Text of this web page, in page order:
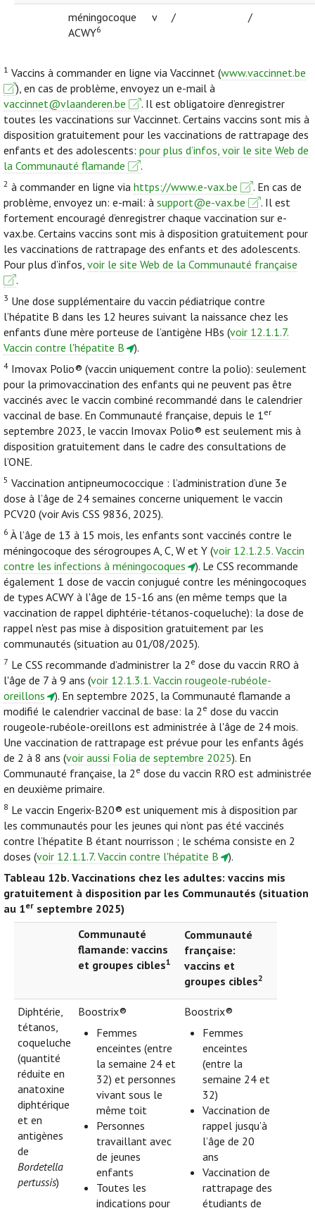
méningocoque
ACWY6
v / /
1 Vaccins à commander en ligne via Vaccinnet (www.vaccinnet.be
), en cas de problème, envoyez un e-mail à
vaccinnet@vlaanderen.be
. Il est obligatoire d’enregistrer
toutes les vaccinations sur Vaccinnet. Certains vaccins sont mis à
disposition gratuitement pour les vaccinations de rattrapage des
enfants et des adolescents: pour plus d’infos, voir le site Web de
la Communauté flamande
.
2 à commander en ligne via https://www.e-vax.be
. En cas de
problème, envoyez un: e-mail: à support@e-vax.be
. Il est
fortement encouragé d’enregistrer chaque vaccination sur e-
vax.be. Certains vaccins sont mis à disposition gratuitement pour
les vaccinations de rattrapage des enfants et des adolescents.
Pour plus d’infos, voir le site Web de la Communauté française
.
3 Une dose supplémentaire du vaccin pédiatrique contre
l’hépatite B dans les 12 heures suivant la naissance chez les
enfants d’une mère porteuse de l’antigène HBs (voir 12.1.1.7.
Vaccin contre l'hépatite B
).
4 Imovax Polio® (vaccin uniquement contre la polio): seulement
pour la primovaccination des enfants qui ne peuvent pas être
vaccinés avec le vaccin combiné recommandé dans le calendrier
vaccinal de base. En Communauté française, depuis le 1er
septembre 2023, le vaccin Imovax Polio® est seulement mis à
disposition gratuitement dans le cadre des consultations de
l’ONE.
5 Vaccination antipneumococcique : l’administration d’une 3e
dose à l’âge de 24 semaines concerne uniquement le vaccin
PCV20 (voir Avis CSS 9836, 2025).
6 À l’âge de 13 à 15 mois, les enfants sont vaccinés contre le
méningocoque des sérogroupes A, C, W et Y (voir 12.1.2.5. Vaccin
contre les infections à méningocoques
). Le CSS recommande
également 1 dose de vaccin conjugué contre les méningocoques
de types ACWY à l'âge de 15-16 ans (en même temps que la
vaccination de rappel diphtérie-tétanos-coqueluche): la dose de
rappel n'est pas mise à disposition gratuitement par les
communautés (situation au 01/08/2025).
7 Le CSS recommande d’administrer la 2 e dose du vaccin RRO à
l'âge de 7 à 9 ans (voir 12.1.3.1. Vaccin rougeole-rubéole-
oreillons
). En septembre 2025, la Communauté flamande a
modifié le calendrier vaccinal de base: la 2 e dose du vaccin
rougeole-rubéole-oreillons est administrée à l'âge de 24 mois.
Une vaccination de rattrapage est prévue pour les enfants âgés
de 2 à 8 ans (voir aussi Folia de septembre 2025). En
Communauté française, la 2 e dose du vaccin RRO est administrée
en deuxième primaire.
8 Le vaccin Engerix-B20® est uniquement mis à disposition par
les communautés pour les jeunes qui n’ont pas été vaccinés
contre l’hépatite B étant nourrisson ; le schéma consiste en 2
doses (voir 12.1.1.7. Vaccin contre l'hépatite B
).
Tableau 12b. Vaccinations chez les adultes: vaccins mis
gratuitement à disposition par les Communautés (situation
au 1er septembre 2025)
Communauté
flamande: vaccins
et groupes cibles1
Communauté
française:
vaccins et
groupes cibles2
Diphtérie,
tétanos,
coqueluche
(quantité
réduite en
anatoxine
diphtérique
et en
antigènes
de
Bordetella
pertussis)
Boostrix®
Femmes
enceintes (entre
la semaine 24 et
32) et personnes
vivant sous le
même toit
Personnes
travaillant avec
de jeunes
enfants
Toutes les
indications pour
Boostrix®
Femmes
enceintes
(entre la
semaine 24 et
32)
Vaccination de
rappel jusqu’à
l’âge de 20
ans
Vaccination de
rattrapage des
étudiants de